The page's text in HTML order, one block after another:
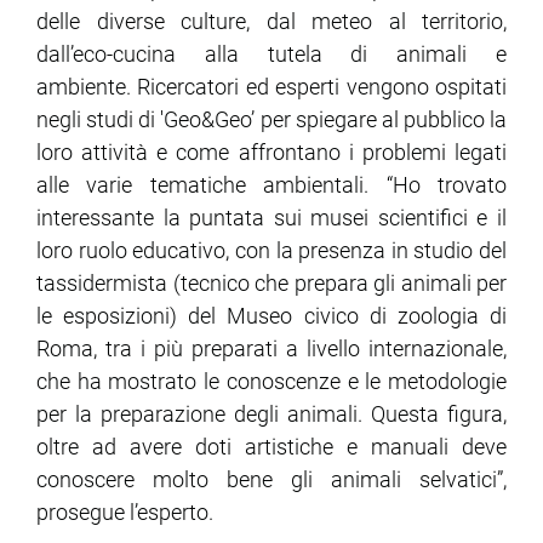
delle diverse culture, dal meteo al territorio,
dall’eco-cucina alla tutela di animali e
ambiente. Ricercatori ed esperti vengono ospitati
negli studi di 'Geo&Geo’ per spiegare al pubblico la
loro attività e come affrontano i problemi legati
alle varie tematiche ambientali. “Ho trovato
interessante la puntata sui musei scientifici e il
loro ruolo educativo, con la presenza in studio del
tassidermista (tecnico che prepara gli animali per
le esposizioni) del Museo civico di zoologia di
Roma, tra i più preparati a livello internazionale,
che ha mostrato le conoscenze e le metodologie
per la preparazione degli animali. Questa figura,
oltre ad avere doti artistiche e manuali deve
conoscere molto bene gli animali selvatici”,
prosegue l’esperto.